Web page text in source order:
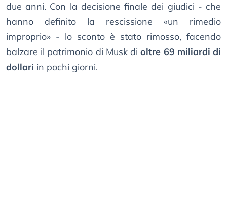
due anni. Con la decisione finale dei giudici - che
hanno definito la rescissione «un rimedio
improprio» - lo sconto è stato rimosso, facendo
balzare il patrimonio di Musk dioltre 69 miliardi di
dollari in pochi giorni.